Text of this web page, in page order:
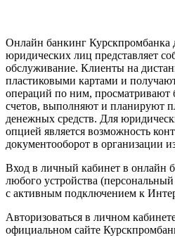
Онлайн банкинг Курскпромбанка
юридических лиц представляет
обслуживание. Клиенты на
пластиковыми картами и
операций по ним, просматривают
счетов, выполняют и планируют
денежных средств. Для
опцией является возможность
документооборот в организации
Вход в личный кабинет в онлайн
любого устройства
с активным подключением к
Авторизоваться в личном
официальном сайте